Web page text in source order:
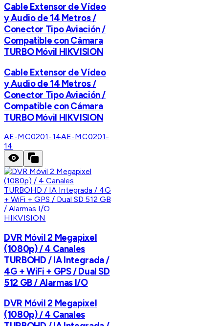
Cable Extensor de Vídeo
y Audio de 14 Metros /
Conector Tipo Aviación /
Compatible con Cámara
TURBO Móvil HIKVISION
Cable Extensor de Vídeo
y Audio de 14 Metros /
Conector Tipo Aviación /
Compatible con Cámara
TURBO Móvil HIKVISION
AE-MC0201-14AE-MC0201-
14
HIKVISION
DVR Móvil 2 Megapixel
(1080p) / 4 Canales
TURBOHD / IA Integrada /
4G + WiFi + GPS / Dual SD
512 GB / Alarmas I/O
DVR Móvil 2 Megapixel
(1080p) / 4 Canales